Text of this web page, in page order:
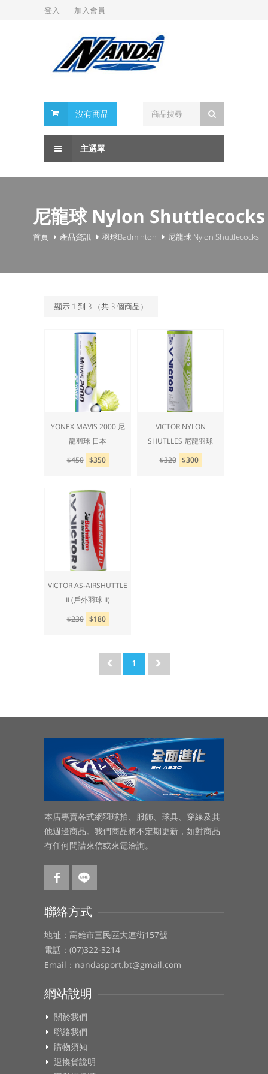
登入 加入會員
沒有商品
主選單
尼龍球 Nylon Shuttlecocks
首頁 產品資訊 羽球Badminton 尼龍球 Nylon Shuttlecocks
顯示 1 到 3 （共3個商品）
YONEX MAVIS 2000 尼
龍羽球 日本
$450 $350
VICTOR NYLON
SHUTLLES 尼龍羽球
$320 $300
VICTOR AS-AIRSHUTTLE
II (戶外羽球 II)
$230 $180
1
本店專賣各式網羽球拍、服飾、球具、穿線及其
他週邊商品。我們商品將不定期更新，如對商品
有任何問請來信或來電洽詢。
聯絡方式
地址：高雄市三民區大連街157號
電話：(07)322-3214
Email：nandasport.bt@gmail.com
網站說明
關於我們
聯絡我們
購物須知
退換貨說明